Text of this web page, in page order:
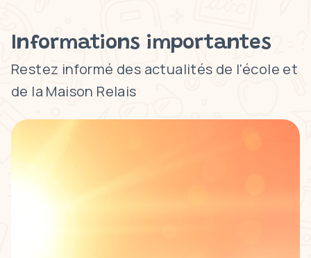
Informations importantes
Restez informé des actualités de l'école et
de la Maison Relais